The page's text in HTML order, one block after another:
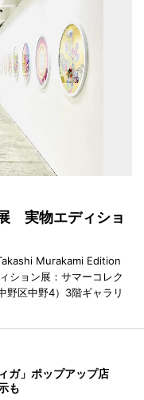
実物エディショ
Murakami Edition
ション展：サマーコレク
野区中野4）3階ギャラリ
ガ」ポップアップ店
も